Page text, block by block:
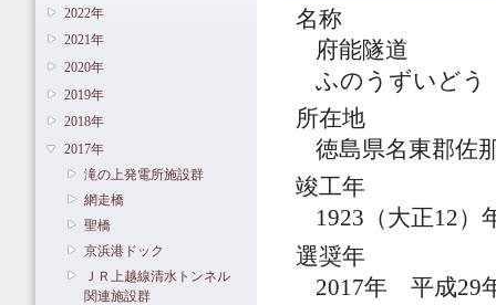
2022年
2021年
2020年
2019年
2018年
2017年
滝の上発電所施設群
網走橋
聖橋
京浜港ドック
ＪＲ上越線清水トンネル
関連施設群
名称
府能隧道
ふのうずいどう
所在地
徳島県名東郡佐
竣工年
1923（大正12）
選奨年
2017年 平成29